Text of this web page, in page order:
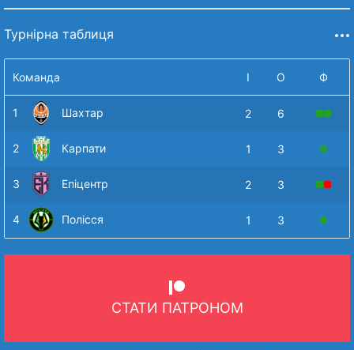
Турнірна таблиця
Команда І О Ф
1 Шахтар 2 6
2 Карпати 1 3
3 Епіцентр 2 3
4 Полісся 1 3
СТАТИ ПАТРОНОМ